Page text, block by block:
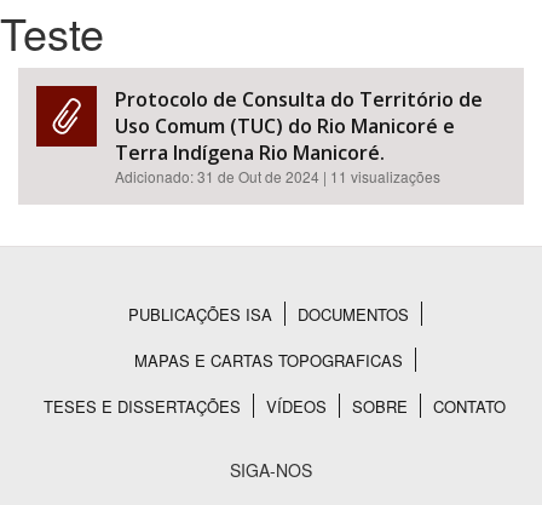
Bioma / Bacia
Tema
Subtema
Área de Levantamento
Teste
Protocolo de Consulta do Território de
Uso Comum (TUC) do Rio Manicoré e
Terra Indígena Rio Manicoré.
Adicionado:31 de Out de 2024 | 11 visualizações
Rodapé
PUBLICAÇÕES ISA
DOCUMENTOS
MAPAS E CARTAS TOPOGRAFICAS
TESES E DISSERTAÇÕES
VÍDEOS SOBRE CONTATO
SIGA-NOS